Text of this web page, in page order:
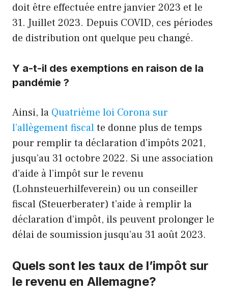
doit être effectuée entre janvier 2023 et le
31. Juillet 2023. Depuis COVID, ces périodes
de distribution ont quelque peu changé.
Y a-t-il des exemptions en raison de la
pandémie ?
Ainsi, la Quatrième loi Corona sur
l’allègement fiscalte donne plus de temps
pour remplir ta déclaration d’impôts 2021,
jusqu’au 31 octobre 2022. Si une association
d’aide à l’impôt sur le revenu
(Lohnsteuerhilfeverein) ou un conseiller
fiscal (Steuerberater) t’aide à remplir la
déclaration d’impôt, ils peuvent prolonger le
délai de soumission jusqu’au 31 août 2023.
Quels sont les taux de l’impôt sur
le revenu en Allemagne?